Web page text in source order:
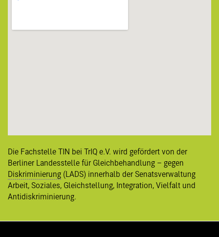
Die Fachstelle TIN bei TrIQ e.V. wird gefördert von der
Berliner Landesstelle für Gleichbehandlung – gegen
Diskriminierung (LADS) innerhalb der Senatsverwaltung
Arbeit, Soziales, Gleichstellung, Integration, Vielfalt und
Antidiskriminierung.